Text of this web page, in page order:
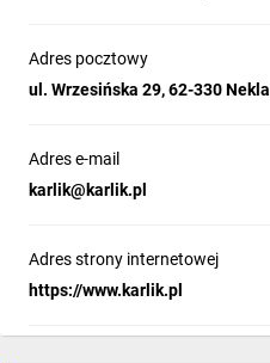
Adres pocztowy
ul. Wrzesińska 29, 62-330 Nekla
Adres e-mail
karlik@karlik.pl
Adres strony internetowej
https://www.karlik.pl